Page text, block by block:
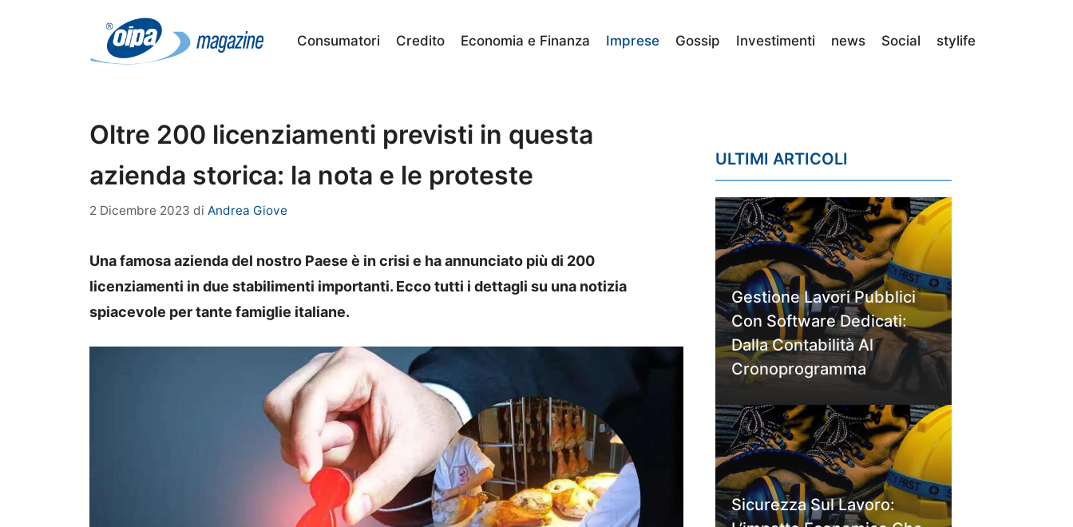
Consumatori Credito Economia e Finanza Imprese Gossip Investimenti news Social stylife
Oltre 200 licenziamenti previsti in questa
azienda storica: la nota e le proteste
2 Dicembre 2023 di Andrea Giove
Una famosa azienda del nostro Paese è in crisi e ha annunciato più di 200
licenziamenti in due stabilimenti importanti. Ecco tutti i dettagli su una notizia
spiacevole per tante famiglie italiane.
ULTIMI ARTICOLI
Gestione Lavori Pubblici
Con Software Dedicati:
Dalla Contabilità Al
Cronoprogramma
Sicurezza Sul Lavoro: